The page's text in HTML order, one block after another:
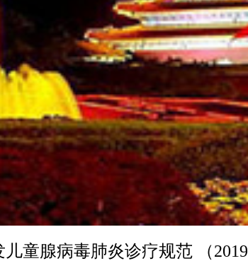
儿童腺病毒肺炎诊疗规范 （